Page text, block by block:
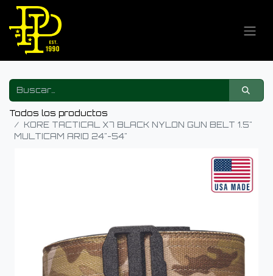
Todos los productos
KORE TACTICAL X7 BLACK NYLON GUN BELT 1.5"
MULTICAM ARID 24"-54"